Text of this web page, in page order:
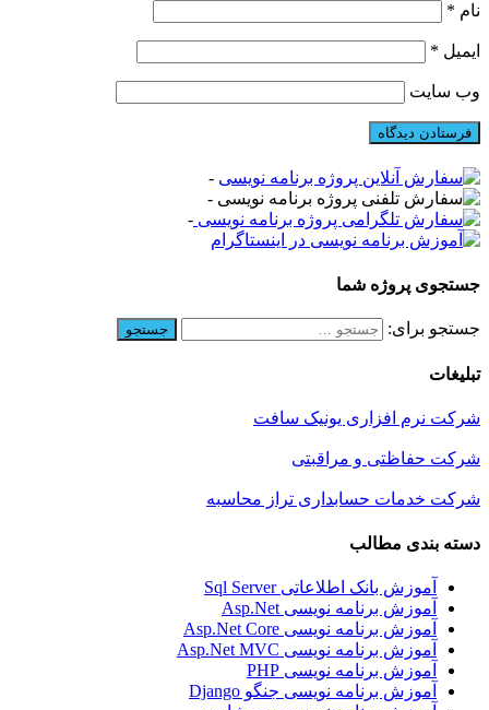
نام *
ایمیل *
وب‌ سایت
-
-
-
جستجوی پروژه شما
جستجو برای:
تبلیغات
شرکت نرم افزاری یونیک سافت
شرکت حفاظتی و مراقبتی
شرکت خدمات حسابداری تراز محاسبه
دسته بندی مطالب
آموزش بانک اطلاعاتی Sql Server
آموزش برنامه نویسی Asp.Net
آموزش برنامه نویسی Asp.Net Core
آموزش برنامه نویسی Asp.Net MVC
آموزش برنامه نویسی PHP
آموزش برنامه نویسی جنگو Django